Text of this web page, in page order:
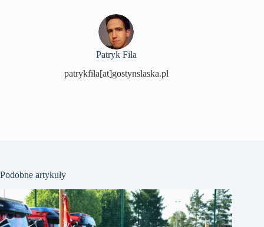
Patryk Fila
patrykfila[at]gostynslaska.pl
Podobne artykuły